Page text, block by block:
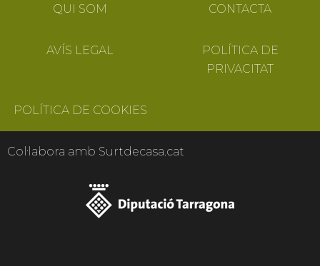
QUI SOM CONTACTA
AVÍS LEGAL
POLÍTICA DE
PRIVACITAT
POLÍTICA DE COOKIES
Col·labora amb Surtdecasa.cat